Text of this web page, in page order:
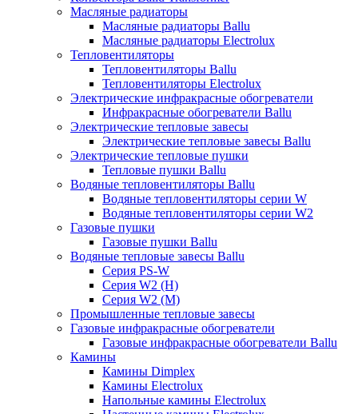
Масляные радиаторы
Масляные радиаторы Ballu
Масляные радиаторы Electrolux
Тепловентиляторы
Тепловентиляторы Ballu
Тепловентиляторы Electrolux
Электрические инфракрасные обогреватели
Инфракрасные обогреватели Ballu
Электрические тепловые завесы
Электрические тепловые завесы Ballu
Электрические тепловые пушки
Тепловые пушки Ballu
Водяные тепловентиляторы Ballu
Водяные тепловентиляторы серии W
Водяные тепловентиляторы серии W2
Газовые пушки
Газовые пушки Ballu
Водяные тепловые завесы Ballu
Серия PS-W
Серия W2 (H)
Серия W2 (M)
Промышленные тепловые завесы
Газовые инфракрасные обогреватели
Газовые инфракрасные обогреватели Ballu
Камины
Камины Dimplex
Камины Electrolux
Напольные камины Electrolux